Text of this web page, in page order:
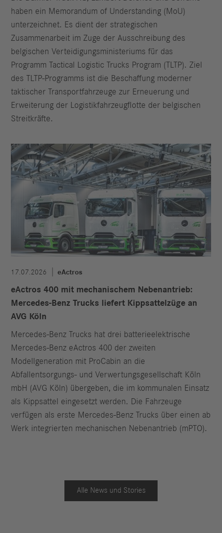
haben ein Memorandum of Understanding (MoU)
unterzeichnet. Es dient der strategischen
Zusammenarbeit im Zuge der Ausschreibung des
belgischen Verteidigungsministeriums für das
Programm Tactical Logistic Trucks Program (TLTP). Ziel
des TLTP-Programms ist die Beschaffung moderner
taktischer Transportfahrzeuge zur Erneuerung und
Erweiterung der Logistikfahrzeugflotte der belgischen
Streitkräfte.
17.07.2026 eActros
eActros 400 mit mechanischem Nebenantrieb:
Mercedes-Benz Trucks liefert Kippsattelzüge an
AVG Köln
Mercedes-Benz Trucks hat drei batterieelektrische
Mercedes-Benz eActros 400 der zweiten
Modellgeneration mit ProCabin an die
Abfallentsorgungs- und Verwertungsgesellschaft Köln
mbH (AVG Köln) übergeben, die im kommunalen Einsatz
als Kippsattel eingesetzt werden. Die Fahrzeuge
verfügen als erste Mercedes-Benz Trucks über einen ab
Werk integrierten mechanischen Nebenantrieb (mPTO).
Alle News und Stories